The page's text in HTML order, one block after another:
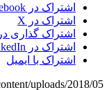
اشتراک در Facebook
اشتراک در X
اشتراک گذاری
اشتراک در LinkedIn
اشتراک با ایمیل